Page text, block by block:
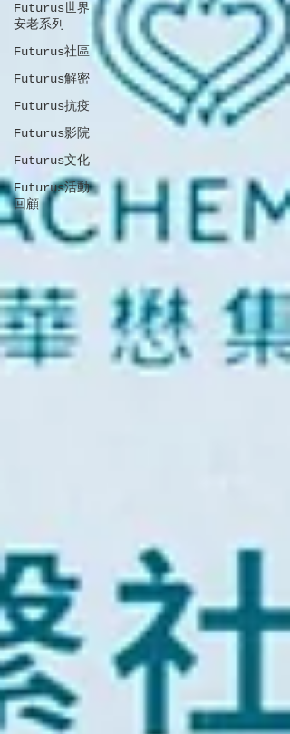
Futurus世界
安老系列
Futurus社區
Futurus解密
Futurus抗疫
Futurus影院
Futurus文化
Futurus活動
回顧